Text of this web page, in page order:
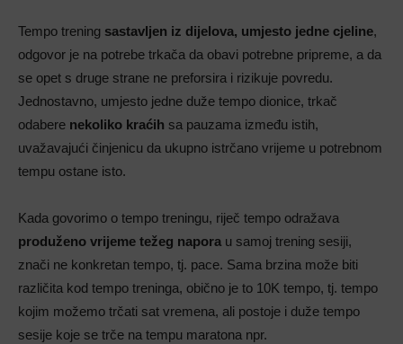
Tempo trening sastavljen iz dijelova, umjesto jedne cjeline,
odgovor je na potrebe trkača da obavi potrebne pripreme, a da
se opet s druge strane ne preforsira i rizikuje povredu.
Jednostavno, umjesto jedne duže tempo dionice, trkač
odabere nekoliko kraćih sa pauzama između istih,
uvažavajući činjenicu da ukupno istrčano vrijeme u potrebnom
tempu ostane isto.
Kada govorimo o tempo treningu, riječ tempo odražava
produženo vrijeme težeg napora u samoj trening sesiji,
znači ne konkretan tempo, tj. pace. Sama brzina može biti
različita kod tempo treninga, obično je to 10K tempo, tj. tempo
kojim možemo trčati sat vremena, ali postoje i duže tempo
sesije koje se trče na tempu maratona npr.